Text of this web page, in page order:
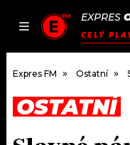
EXPRES
CELÝ
DOMŮ
Expres FM Ostatní
OSTATNÍ